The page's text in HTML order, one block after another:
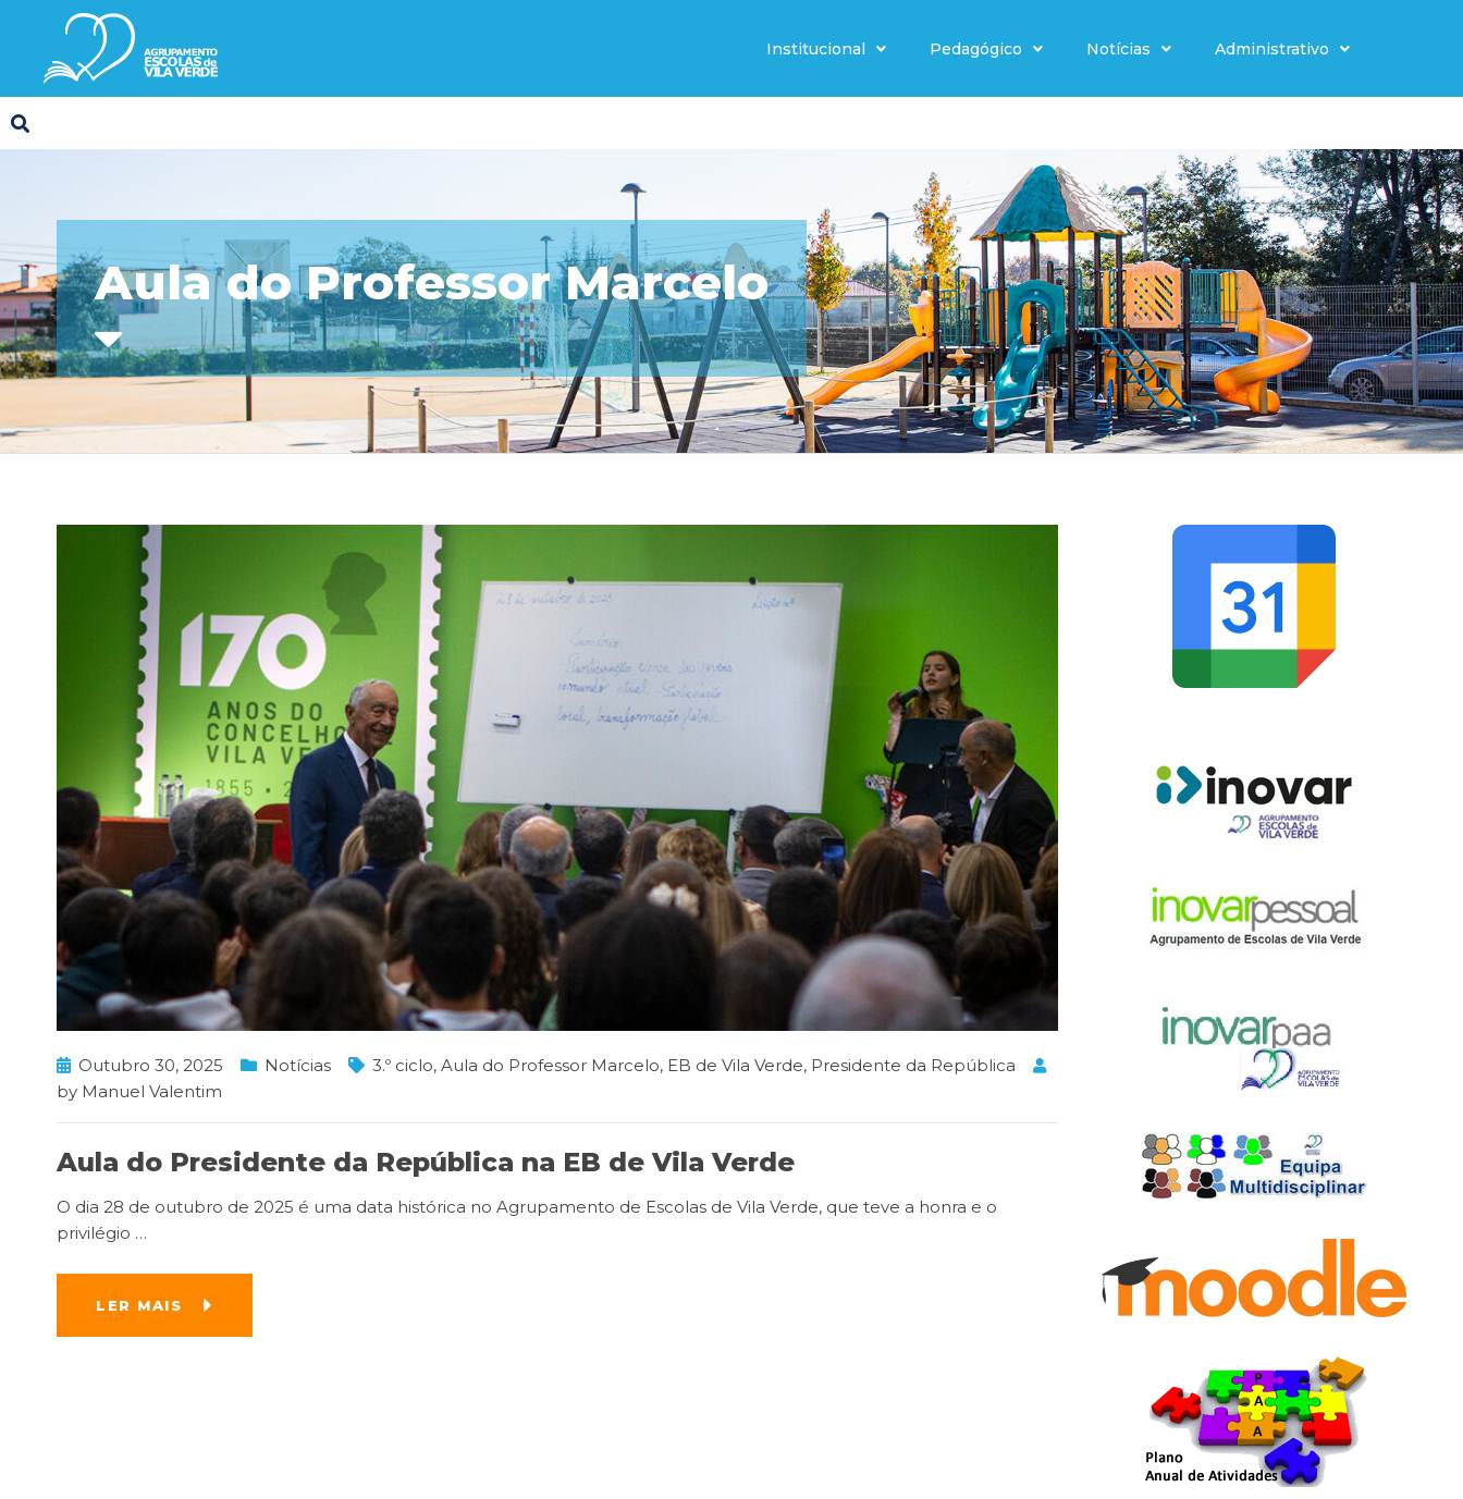
Institucional Pedagógico Notícias Administrativo
Aula do Professor Marcelo
Outubro 30, 2025 Notícias 3.º ciclo, Aula do Professor Marcelo, EB de Vila Verde, Presidente da República
by Manuel Valentim
Aula do Presidente da República na EB de Vila Verde
O dia 28 de outubro de 2025 é uma data histórica no Agrupamento de Escolas de Vila Verde, que teve a honra e o
privilégio …
LER MAIS